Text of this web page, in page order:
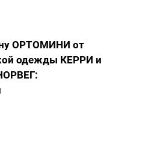
ОРТОМИНИ от
одежды КЕРРИ и